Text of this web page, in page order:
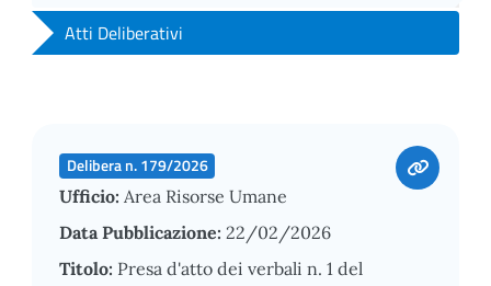
Atti Deliberativi
Delibera n. 179/2026
Ufficio: Area Risorse Umane
Data Pubblicazione: 22/02/2026
Titolo: Presa d'atto dei verbali n. 1 del